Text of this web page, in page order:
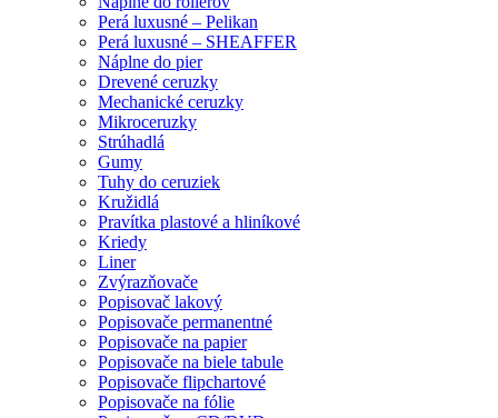
Perá luxusné – Pelikan
Perá luxusné – SHEAFFER
Náplne do pier
Drevené ceruzky
Mechanické ceruzky
Mikroceruzky
Strúhadlá
Gumy
Tuhy do ceruziek
Kružidlá
Pravítka plastové a hliníkové
Kriedy
Liner
Zvýrazňovače
Popisovač lakový
Popisovače permanentné
Popisovače na papier
Popisovače na biele tabule
Popisovače flipchartové
Popisovače na fólie